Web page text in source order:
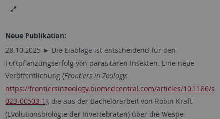
Neue Publikation:
28.10.2025 ► Die Eiablage ist entscheidend für den
Fortpflanzungserfolg von parasitären Insekten. Eine neue
Veröffentlichung (Frontiers in Zoology:
https://frontiersinzoology.biomedcentral.com/articles/10.1186/
023-00503-1), die aus der Bachelorarbeit von Robin Kraft
(Evolutionsbiologie der Invertebraten) über die Wespe